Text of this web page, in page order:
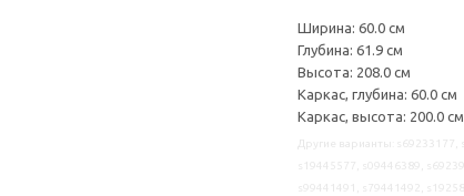
Ширина: 60.0 см
Глубина: 61.9 см
Высота: 208.0 см
Каркас, глубина: 60.0 см
Каркас, высота: 200.0 см